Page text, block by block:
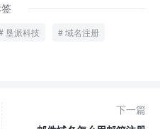
垦派科技 域名注册
下一篇